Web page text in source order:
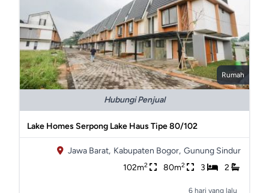
Rumah
Hubungi Penjual
Lake Homes Serpong Lake Haus Tipe 80/102
Jawa Barat, Kabupaten Bogor, Gunung Sindur
102m2 80m2 3 2
6 hari yang lalu